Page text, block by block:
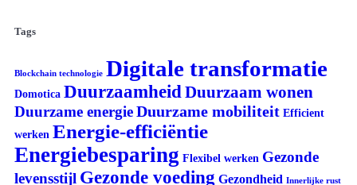
Tags
Blockchain technologie Digitale transformatie
Domotica Duurzaamheid Duurzaam wonen
Duurzame energieDuurzame mobiliteit Efficient
werken Energie-efficiëntie
Energiebesparing Flexibel werken Gezonde
levensstijl Gezonde voeding Gezondheid Innerlijke rust